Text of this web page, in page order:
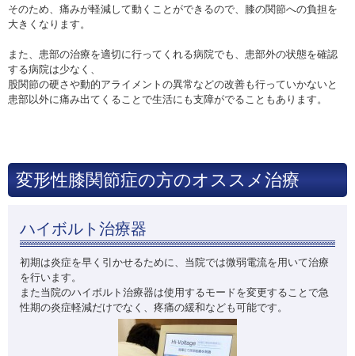
そのため、痛みが軽減して動くことができるので、膝の関節への負担を
大きくなります。
また、患部の治療を適切に行ってくれる病院でも、患部外の状態を確認
する病院は少なく、
股関節の硬さや動的アライメントの異常などの改善も行っていかないと
患部以外に痛み出てくることで生活にも支障がでることもあります。
変形性膝関節症の方のオススメ治療
ハイボルト治療器
初期は炎症を早く引かせるために、当院では微弱電流を用いて治療
を行います。
また当院のハイボルト治療器は使用するモードを変更することで急
性期の炎症軽減だけでなく、疼痛の緩和なども可能です。